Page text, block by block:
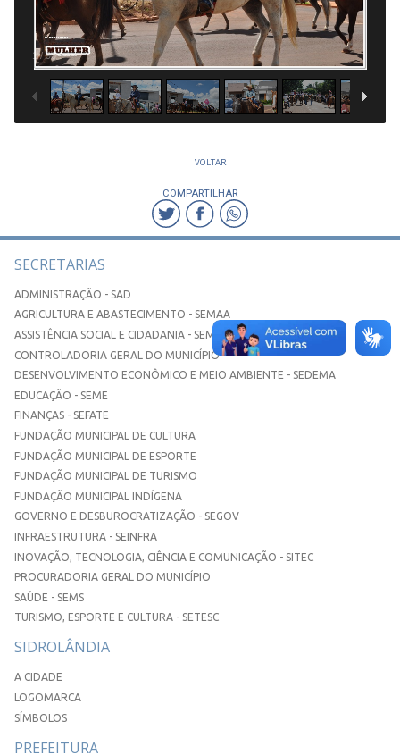
1/90
VOLTAR
COMPARTILHAR
SECRETARIAS
ADMINISTRAÇÃO - SAD
AGRICULTURA E ABASTECIMENTO - SEMAA
ASSISTÊNCIA SOCIAL E CIDADANIA - SEMASC
CONTROLADORIA GERAL DO MUNICÍPIO
DESENVOLVIMENTO ECONÔMICO E MEIO AMBIENTE - SEDEMA
EDUCAÇÃO - SEME
FINANÇAS - SEFATE
FUNDAÇÃO MUNICIPAL DE CULTURA
FUNDAÇÃO MUNICIPAL DE ESPORTE
FUNDAÇÃO MUNICIPAL DE TURISMO
FUNDAÇÃO MUNICIPAL INDÍGENA
GOVERNO E DESBUROCRATIZAÇÃO - SEGOV
INFRAESTRUTURA - SEINFRA
INOVAÇÃO, TECNOLOGIA, CIÊNCIA E COMUNICAÇÃO - SITEC
PROCURADORIA GERAL DO MUNICÍPIO
SAÚDE - SEMS
TURISMO, ESPORTE E CULTURA - SETESC
SIDROLÂNDIA
A CIDADE
LOGOMARCA
SÍMBOLOS
PREFEITURA